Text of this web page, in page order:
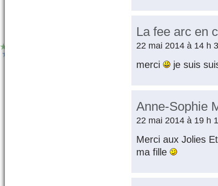
La fee arc en
22 mai 2014 à 14 h
merci je suis
Anne-Sophie
22 mai 2014 à 19 h
Merci aux Jolies
ma fille